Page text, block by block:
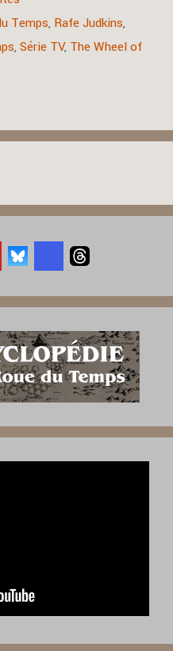
Temps, Rafe Judkins,
, Série TV, The Wheel of